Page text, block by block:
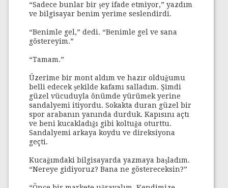
“Sadece bunlar bir şey ifade etmiyor,” yazdım
ve bilgisayar benim yerime seslendirdi.
“Benimle gel,” dedi. “Benimle gel ve sana
göstereyim.”
“Tamam.”
Üzerime bir mont aldım ve hazır olduğumu
belli edecek şekilde kafamı salladım. Şimdi
güzel vücuduyla önümde yürümek yerine
sandalyemi itiyordu. Sokakta duran güzel bir
spor arabanın yanında durduk. Kapısını açtı
ve beni kucakladığı gibi koltuğa oturttu.
Sandalyemi arkaya koydu ve direksiyona
geçti.
Kucağımdaki bilgisayarda yazmaya başladım.
“Nereye gidiyoruz? Bana ne göstereceksin?”